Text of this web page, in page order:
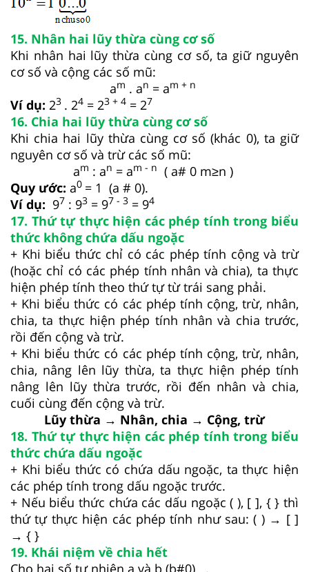
15. Nhân hai lũy thừa cùng cơ số
Khi nhân hai lũy thừa cùng cơ số, ta giữ nguyên
cơ số và cộng các số mũ:
am . an = am + n
Ví dụ: 23 . 24 = 23 + 4 = 27
16. Chia hai lũy thừa cùng cơ số
Khi chia hai lũy thừa cùng cơ số (khác 0), ta giữ
nguyên cơ số và trừ các số mũ:
am : an = am - n
( a# 0 m≥n )
Quy ước: a0 = 1 (a # 0).
Ví dụ: 97 : 93 = 97 - 3 = 94
17. Thứ tự thực hiện các phép tính trong biểu
thức không chứa dấu ngoặc
+ Khi biểu thức chỉ có các phép tính cộng và trừ
(hoặc chỉ có các phép tính nhân và chia), ta thực
hiện phép tính theo thứ tự từ trái sang phải.
+ Khi biểu thức có các phép tính cộng, trừ, nhân,
chia, ta thực hiện phép tính nhân và chia trước,
rồi đến cộng và trừ.
+ Khi biểu thức có các phép tính cộng, trừ, nhân,
chia, nâng lên lũy thừa, ta thực hiện phép tính
nâng lên lũy thừa trước, rồi đến nhân và chia,
cuối cùng đến cộng và trừ.
Lũy thừa → Nhân, chia → Cộng, trừ
18. Thứ tự thực hiện các phép tính trong biểu
thức chứa dấu ngoặc
+ Khi biểu thức có chứa dấu ngoặc, ta thực hiện
các phép tính trong dấu ngoặc trước.
+ Nếu biểu thức chứa các dấu ngoặc ( ), [ ], { } thì
thứ tự thực hiện các phép tính như sau: ( ) → [ ]
→ { }
19. Khái niệm về chia hết
Cho hai số tự nhiên a và b (b#0) .